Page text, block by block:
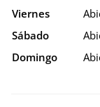
Viernes
Sábado
Domingo